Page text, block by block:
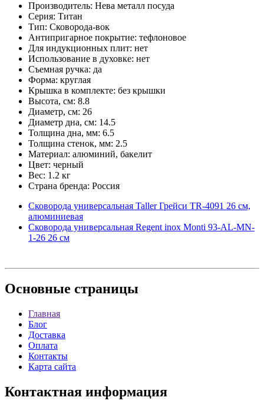
Производитель: Нева металл посуда
Серия: Титан
Тип: Сковорода-вок
Антипригарное покрытие: тефлоновое
Для индукционных плит: нет
Использование в духовке: нет
Съемная ручка: да
Форма: круглая
Крышка в комплекте: без крышки
Высота, см: 8.8
Диаметр, см: 26
Диаметр дна, см: 14.5
Толщина дна, мм: 6.5
Толщина стенок, мм: 2.5
Материал: алюминий, бакелит
Цвет: черный
Вес: 1.2 кг
Страна бренда: Россия
Сковорода универсальная Taller Грейси TR-4091 26 см,
алюминиевая
Сковорода универсальная Regent inox Monti 93-AL-MN-
1-26 26 см
Основные страницы
Главная
Блог
Доставка
Оплата
Контакты
Карта сайта
Контактная информация